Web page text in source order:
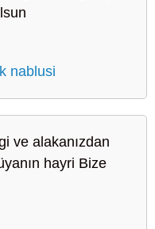
nablusi
ve alakanızdan
hayri Bize